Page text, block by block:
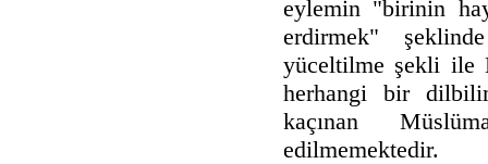
eylemin "birinin
erdirmek"
yüceltilme şekli ile
herhangi bir
kaçınan
edilmemektedir.